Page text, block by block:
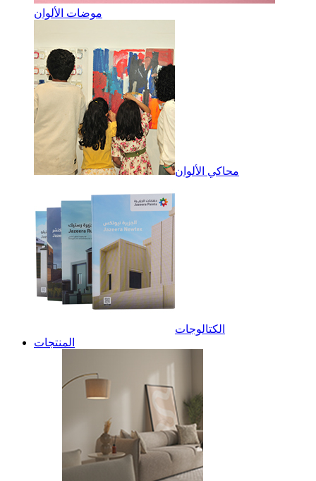
موضات الألوان
محاكي الألوان
الكتالوجات
المنتجات